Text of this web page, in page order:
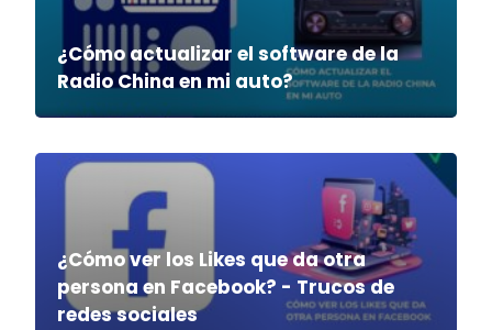
¿Cómo actualizar el software de la
Radio China en mi auto?
¿Cómo ver los Likes que da otra
persona en Facebook? - Trucos de
redes sociales